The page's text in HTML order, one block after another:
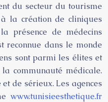
du secteur du tourisme
la création de cliniques
présence de médecins
reconnue dans le monde
sont parmi les élites et
communauté médicale.
de sérieux. Les agences
www.tunisieesthetique.fr